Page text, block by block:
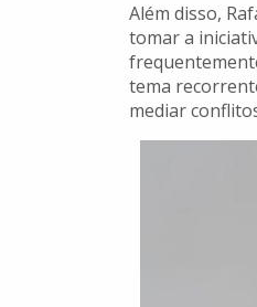
Além disso,
tomar a
tema
mediar